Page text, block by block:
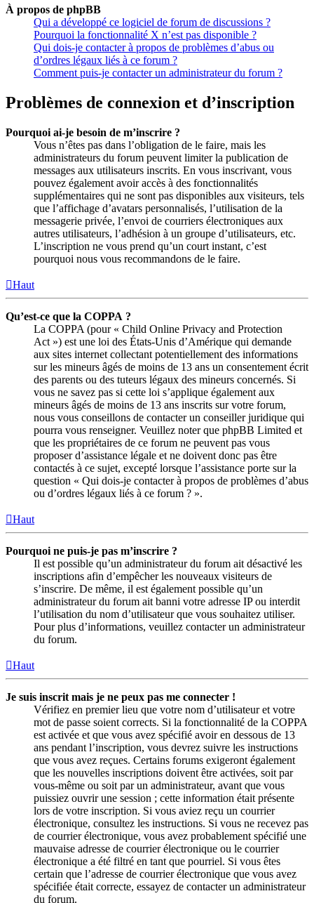
À propos de phpBB
Qui a développé ce logiciel de forum de discussions ?
Pourquoi la fonctionnalité X n’est pas disponible ?
Qui dois-je contacter à propos de problèmes d’abus ou
d’ordres légaux liés à ce forum ?
Comment puis-je contacter un administrateur du forum ?
Problèmes de connexion et d’inscription
Pourquoi ai-je besoin de m’inscrire ?
Vous n’êtes pas dans l’obligation de le faire, mais les
administrateurs du forum peuvent limiter la publication de
messages aux utilisateurs inscrits. En vous inscrivant, vous
pouvez également avoir accès à des fonctionnalités
supplémentaires qui ne sont pas disponibles aux visiteurs, tels
que l’affichage d’avatars personnalisés, l’utilisation de la
messagerie privée, l’envoi de courriers électroniques aux
autres utilisateurs, l’adhésion à un groupe d’utilisateurs, etc.
L’inscription ne vous prend qu’un court instant, c’est
pourquoi nous vous recommandons de le faire.
Haut
Qu’est-ce que la COPPA ?
La COPPA (pour « Child Online Privacy and Protection
Act ») est une loi des États-Unis d’Amérique qui demande
aux sites internet collectant potentiellement des informations
sur les mineurs âgés de moins de 13 ans un consentement écrit
des parents ou des tuteurs légaux des mineurs concernés. Si
vous ne savez pas si cette loi s’applique également aux
mineurs âgés de moins de 13 ans inscrits sur votre forum,
nous vous conseillons de contacter un conseiller juridique qui
pourra vous renseigner. Veuillez noter que phpBB Limited et
que les propriétaires de ce forum ne peuvent pas vous
proposer d’assistance légale et ne doivent donc pas être
contactés à ce sujet, excepté lorsque l’assistance porte sur la
question « Qui dois-je contacter à propos de problèmes d’abus
ou d’ordres légaux liés à ce forum ? ».
Haut
Pourquoi ne puis-je pas m’inscrire ?
Il est possible qu’un administrateur du forum ait désactivé les
inscriptions afin d’empêcher les nouveaux visiteurs de
s’inscrire. De même, il est également possible qu’un
administrateur du forum ait banni votre adresse IP ou interdit
l’utilisation du nom d’utilisateur que vous souhaitez utiliser.
Pour plus d’informations, veuillez contacter un administrateur
du forum.
Haut
Je suis inscrit mais je ne peux pas me connecter !
Vérifiez en premier lieu que votre nom d’utilisateur et votre
mot de passe soient corrects. Si la fonctionnalité de la COPPA
est activée et que vous avez spécifié avoir en dessous de 13
ans pendant l’inscription, vous devrez suivre les instructions
que vous avez reçues. Certains forums exigeront également
que les nouvelles inscriptions doivent être activées, soit par
vous-même ou soit par un administrateur, avant que vous
puissiez ouvrir une session ; cette information était présente
lors de votre inscription. Si vous aviez reçu un courrier
électronique, consultez les instructions. Si vous ne recevez pas
de courrier électronique, vous avez probablement spécifié une
mauvaise adresse de courrier électronique ou le courrier
électronique a été filtré en tant que pourriel. Si vous êtes
certain que l’adresse de courrier électronique que vous avez
spécifiée était correcte, essayez de contacter un administrateur
du forum.